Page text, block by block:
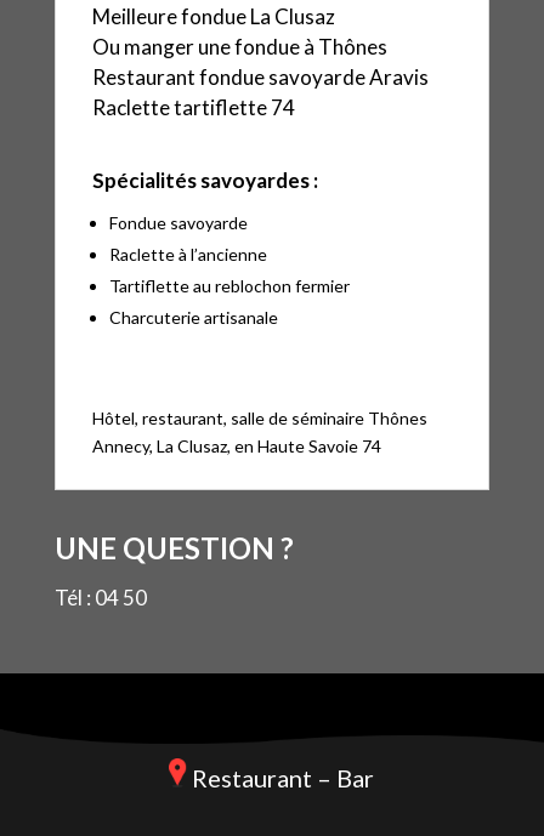
Meilleure fondue La Clusaz
Ou manger une fondue à Thônes
Restaurant fondue savoyarde Aravis
Raclette tartiflette 74
Spécialités savoyardes :
Fondue savoyarde
Raclette à l’ancienne
Tartiflette au reblochon fermier
Charcuterie artisanale
Hôtel, restaurant, salle de séminaire Thônes
Annecy, La Clusaz, en Haute Savoie 74
UNE QUESTION ?
Tél : 04 50
Restaurant – Bar